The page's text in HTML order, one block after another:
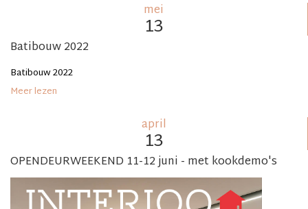
mei
13
Batibouw 2022
Batibouw 2022
Meer lezen
april
13
OPENDEURWEEKEND 11-12 juni - met kookdemo's